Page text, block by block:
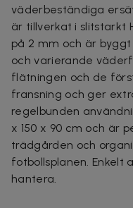
väderbeständiga
är tillverkat i slitstarkt
på 2 mm och är
och varierande
flätningen och de
fransning och ger
regelbunden
x 150 x 90 cm och är
trädgården och
fotbollsplanen.
hantera.